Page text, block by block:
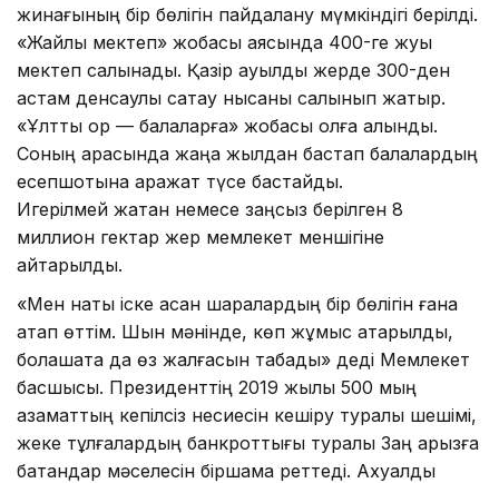
жинағының бір бөлігін пайдалану мүмкіндігі берілді.
«Жайлы мектеп» жобасы аясында 400-ге жуық
мектеп салынады. Қазір ауылдық жерде 300-ден
астам денсаулық сақтау нысаны салынып жатыр.
«Ұлттық қор — балаларға» жобасы қолға алынды.
Соның арқасында жаңа жылдан бастап балалардың
есепшотына қаражат түсе бастайды.
Игерілмей жатқан немесе заңсыз берілген 8
миллион гектар жер мемлекет меншігіне
қайтарылды.
«Мен нақты іске асқан шаралардың бір бөлігін ғана
атап өттім. Шын мәнінде, көп жұмыс атқарылды,
болашақта да өз жалғасын табады» деді Мемлекет
басшысы. Президенттің 2019 жылы 500 мың
азаматтың кепілсіз несиесін кешіру туралы шешімі,
жеке тұлғалардың банкроттығы туралы Заң қарызға
батқандар мәселесін біршама реттеді. Ахуалды